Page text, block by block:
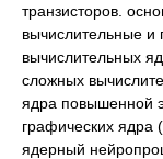
транзисторов.
вычислительные и
вычислительных
сложных
ядра повышенной
графических ядра
ядерный